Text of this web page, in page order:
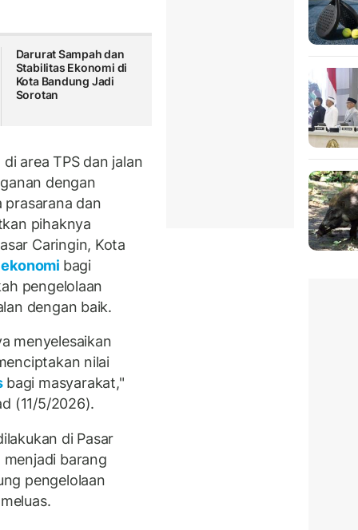
Darurat Sampah dan
Stabilitas Ekonomi di
Kota Bandung Jadi
Sorotan
area TPS dan jalan
dengan
prasarana dan
pihaknya
Caringin, Kota
bagi
pengelolaan
dengan baik.
menyelesaikan
nilai
bagi masyarakat,"
(11/5/2026).
di Pasar
barang
pengelolaan